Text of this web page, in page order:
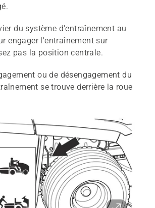
du système d'entraînement au
engager l'entraînement sur
pas la position centrale.
ou de désengagement du
se trouve derrière la roue